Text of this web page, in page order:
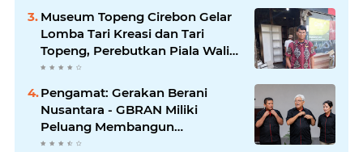
Museum Topeng Cirebon Gelar
Lomba Tari Kreasi dan Tari
Topeng, Perebutkan Piala Wali
Kota
Pengamat: Gerakan Berani
Nusantara - GBRAN Miliki
Peluang Membangun
Identitasnya Sendiri